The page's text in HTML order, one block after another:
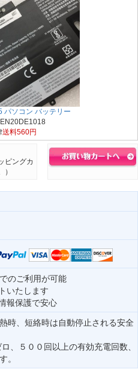
パソコン バッテリー
送料560円
ピングカ
のご利用が可能
いたします
報保護で安心
時、短絡時は自動停止される安全
、５００回以上の有効充電回数、
。